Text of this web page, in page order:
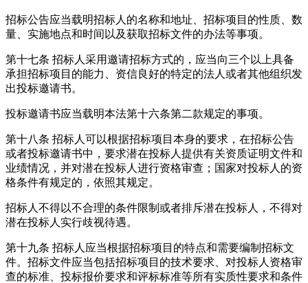
招标公告应当载明招标人的名称和地址、招标项目的性质、数
量、实施地点和时间以及获取招标文件的办法等事项。
第十七条 招标人采用邀请招标方式的，应当向三个以上具备
承担招标项目的能力、资信良好的特定的法人或者其他组织发
出投标邀请书。
投标邀请书应当载明本法第十六条第二款规定的事项。
第十八条 招标人可以根据招标项目本身的要求，在招标公告
或者投标邀请书中，要求潜在投标人提供有关资质证明文件和
业绩情况，并对潜在投标人进行资格审查；国家对投标人的资
格条件有规定的，依照其规定。
招标人不得以不合理的条件限制或者排斥潜在投标人，不得对
潜在投标人实行歧视待遇。
第十九条 招标人应当根据招标项目的特点和需要编制招标文
件。招标文件应当包括招标项目的技术要求、对投标人资格审
查的标准、投标报价要求和评标标准等所有实质性要求和条件